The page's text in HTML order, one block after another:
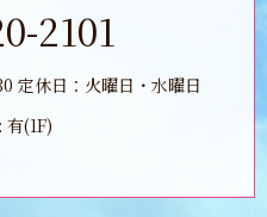
2101
定休日：火曜日・水曜日
有(1F)